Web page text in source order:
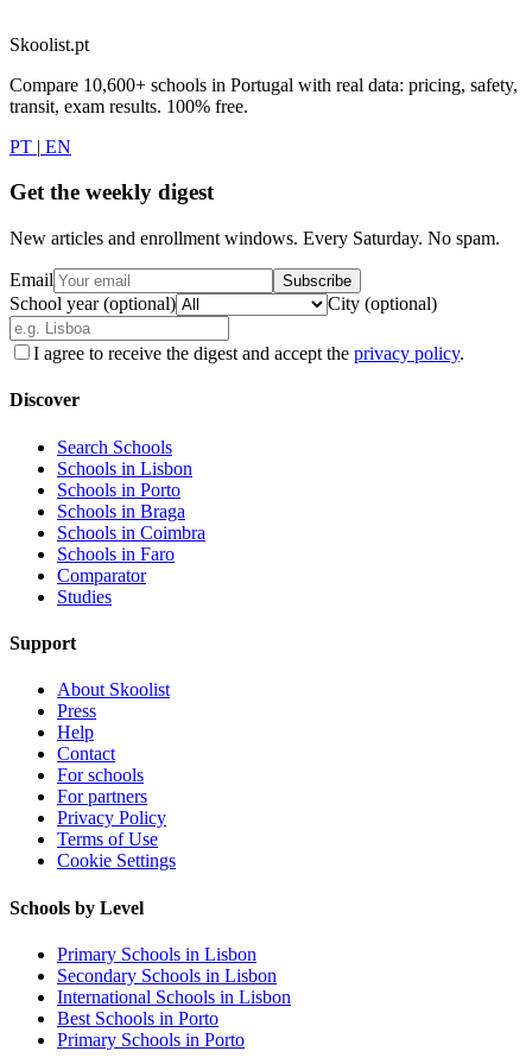
Skoolist.pt
Compare 10,600+ schools in Portugal with real data: pricing, safety,
transit, exam results. 100% free.
PT | EN
Get the weekly digest
New articles and enrollment windows. Every Saturday. No spam.
Email Subscribe
School year (optional) City (optional)
I agree to receive the digest and accept the privacy policy.
Discover
Search Schools
Schools in Lisbon
Schools in Porto
Schools in Braga
Schools in Coimbra
Schools in Faro
Comparator
Studies
Support
About Skoolist
Press
Help
Contact
For schools
For partners
Privacy Policy
Terms of Use
Cookie Settings
Schools by Level
Primary Schools in Lisbon
Secondary Schools in Lisbon
International Schools in Lisbon
Best Schools in Porto
Primary Schools in Porto